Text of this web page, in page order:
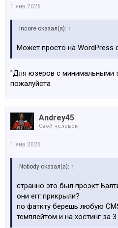
1 янв 2026
Incore сказал(а): ↑
Может просто на WordPress
"Для юзеров с минимальными
пожалуйста
Andrey45
Свой человек
1 янв 2026
Nobody сказал(а): ↑
странно это был проэкт
они егг прикрыли?
по фаткту берешь любую
темплейтом и на хостинг за